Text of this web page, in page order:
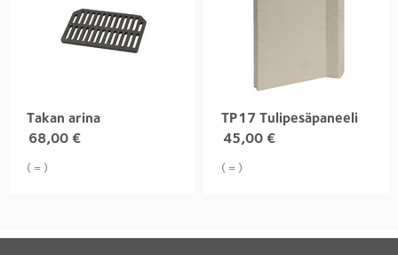
Takan arina
68,00 €
( = )
TP17 Tulipesäpaneeli
45,00 €
( = )